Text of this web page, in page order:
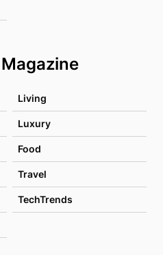
Living
Luxury
Food
Travel
TechTrends